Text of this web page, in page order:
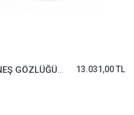
DOLCE GABBANA GÜNEŞ GÖZLÜĞÜ 2315-02/87
40.596,00 TL